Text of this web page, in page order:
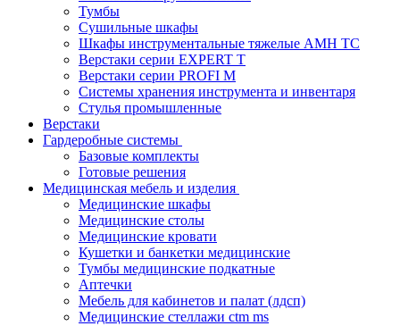
Тумбы
Cушильные шкафы
Шкафы инструментальные тяжелые AMH TC
Верстаки серии EXPERT T
Верстаки серии PROFI M
Системы хранения инструмента и инвентаря
Стулья промышленные
Верстаки
Гардеробные системы
Базовые комплекты
Готовые решения
Медицинская мебель и изделия
Медицинские шкафы
Медицинские столы
Медицинские кровати
Кушетки и банкетки медицинские
Тумбы медицинские подкатные
Аптечки
Мебель для кабинетов и палат (лдсп)
Медицинские стеллажи ctm ms